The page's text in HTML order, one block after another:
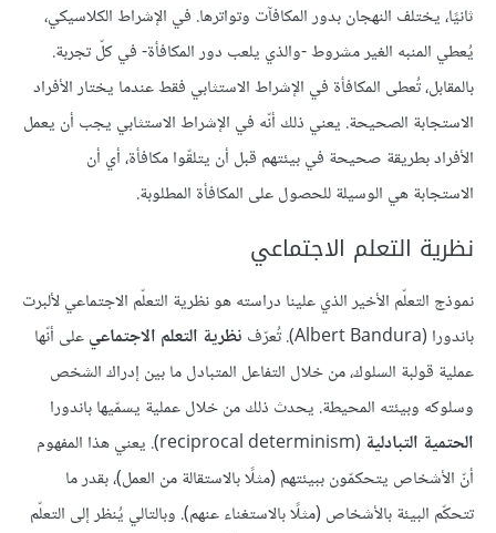
ثانيًا، يختلف النهجان بدور المكافآت وتواترها. في الإشراط الكلاسيكي،
يُعطي المنبه الغير مشروط -والذي يلعب دور المكافأة- في كلّ تجربة.
بالمقابل، تُعطى المكافأة في الإشراط الاستثابي فقط عندما يختار الأفراد
الاستجابة الصحيحة. يعني ذلك أنّه في الإشراط الاستثابي يجب أن يعمل
الأفراد بطريقة صحيحة في بيئتهم قبل أن يتلقّوا مكافأة، أي أن
الاستجابة هي الوسيلة للحصول على المكافأة المطلوبة.
نظرية التعلم الاجتماعي
نموذج التعلّم الأخير الذي علينا دراسته هو نظرية التعلّم الاجتماعي لألبرت
باندورا (Albert Bandura). تُعرّف
نظرية التعلم الاجتماعيعلى أنّها
عملية قولبة السلوك، من خلال التفاعل المتبادل ما بين إدراك الشخص
وسلوكه وبيئته المحيطة. يحدث ذلك من خلال عملية يسمّيها باندورا
الحتمية التبادلية
(reciprocal determinism). يعني هذا المفهوم
أنّ الأشخاص يتحكمّون ببيئتهم (مثلًا بالاستقالة من العمل)، بقدر ما
تتحكّم البيئة بالأشخاص (مثلًا بالاستغناء عنهم). وبالتالي يُنظر إلى التعلّم